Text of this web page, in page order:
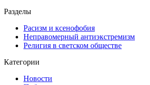
Разделы
Расизм и ксенофобия
Неправомерный антиэкстремизм
Религия в светском обществе
Категории
Новости